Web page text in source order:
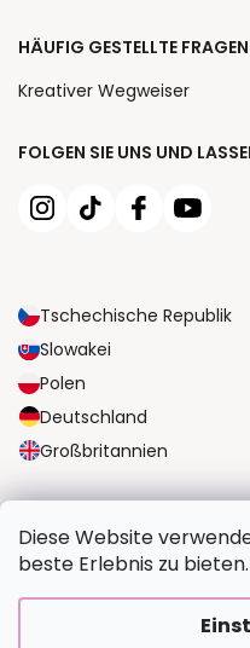
Diese Website
beste Erlebnis zu bieten.
FOLGEN SIE UNS UND
Tschechische Republik
Slowakei
Polen
Deutschland
Großbritannien
HÄUFIG GESTELLTE FRAGEN
Kreativer Wegweiser
SICHERE